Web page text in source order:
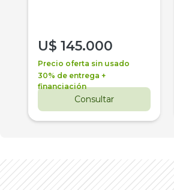
U$ 145.000
Precio oferta sin usado
30% de entrega +
financiación
Consultar